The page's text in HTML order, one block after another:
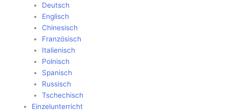
Deutsch
Englisch
Chinesisch
Französisch
Italienisch
Polnisch
Spanisch
Russisch
Tschechisch
Einzelunterricht